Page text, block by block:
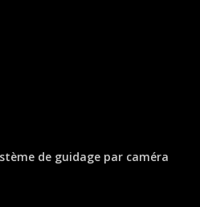
de guidage par caméra